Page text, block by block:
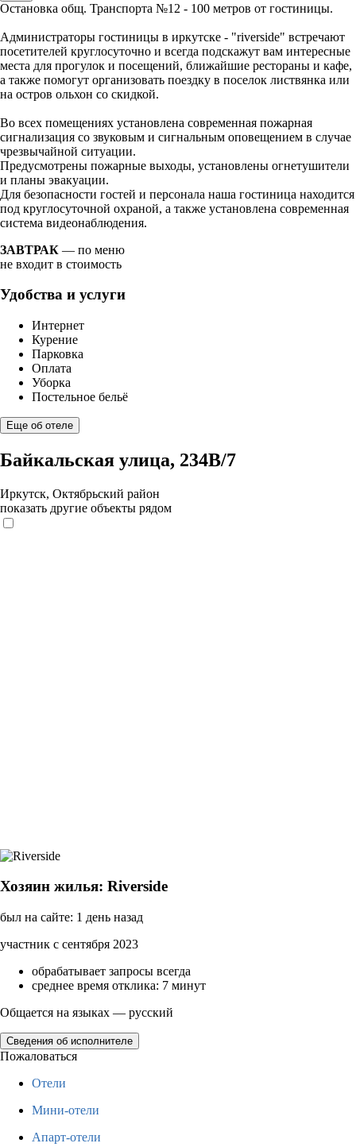
Остановка общ. Транспорта №12 - 100 метров от гостиницы.
Администраторы гостиницы в иркутске - "riverside" встречают
посетителей круглосуточно и всегда подскажут вам интересные
места для прогулок и посещений, ближайшие рестораны и кафе,
а также помогут организовать поездку в поселок листвянка или
на остров ольхон со скидкой.
Во всех помещениях установлена современная пожарная
сигнализация со звуковым и сигнальным оповещением в случае
чрезвычайной ситуации.
Предусмотрены пожарные выходы, установлены огнетушители
и планы эвакуации.
Для безопасности гостей и персонала наша гостиница находится
под круглосуточной охраной, а также установлена современная
система видеонаблюдения.
ЗАВТРАК — по меню
не входит в стоимость
Удобства и услуги
Интернет
Курение
Парковка
Оплата
Уборка
Постельное бельё
Еще об отеле
Байкальская улица, 234В/7
Иркутск, Октябрьский район
показать другие объекты рядом
Хозяин жилья: Riverside
был на сайте: 1 день назад
участник с сентября 2023
обрабатывает запросы всегда
среднее время отклика: 7 минут
Общается на языках — русский
Сведения об исполнителе
Пожаловаться
Отели
Мини-отели
Апарт-отели